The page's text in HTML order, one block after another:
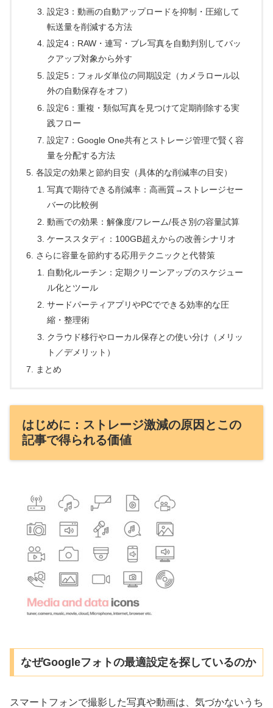
設定3：動画の自動アップロードを抑制・圧縮して
転送量を削減する方法
設定4：RAW・連写・ブレ写真を自動判別してバッ
クアップ対象から外す
設定5：フォルダ単位の同期設定（カメラロール以
外の自動保存をオフ）
設定6：重複・類似写真を見つけて定期削除する実
践フロー
設定7：Google One共有とストレージ管理で賢く容
量を分配する方法
各設定の効果と節約目安（具体的な削減率の目安）
写真で期待できる削減率：高画質→ストレージセー
バーの比較例
動画での効果：解像度/フレーム/長さ別の容量試算
ケーススタディ：100GB超えからの改善シナリオ
さらに容量を節約する応用テクニックと代替策
自動化ルーチン：定期クリーンアップのスケジュー
ル化とツール
サードパーティアプリやPCでできる効率的な圧
縮・整理術
クラウド移行やローカル保存との使い分け（メリッ
ト／デメリット）
まとめ
はじめに：ストレージ激減の原因とこの
記事で得られる価値
なぜGoogleフォトの最適設定を探しているのか
スマートフォンで撮影した写真や動画は、気づかないうち